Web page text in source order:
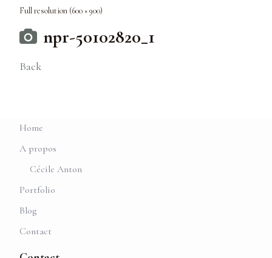
Full resolution (600 × 900)
npr-50102820_1
Back
Home
A propos
Cécile Anton
Portfolio
Blog
Contact